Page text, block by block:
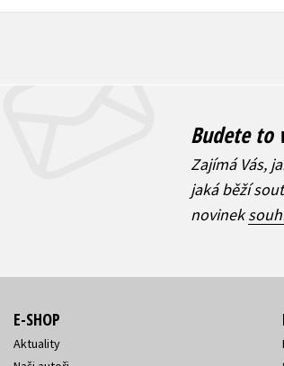
Budete to
Zajímá Vás,
jaká běží
novinek
E-SHOP
Aktuality